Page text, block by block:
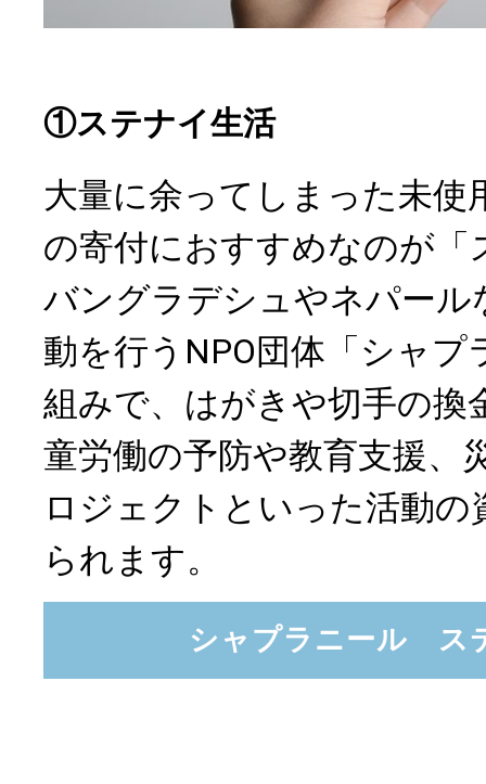
①ステナイ生活
大量に余ってしまった未使
の寄付におすすめなのが「
バングラデシュやネパール
動を行うNPO団体「シャプ
組みで、はがきや切手の換
童労働の予防や教育支援、
ロジェクトといった活動の
られます。
シャプラニール ス